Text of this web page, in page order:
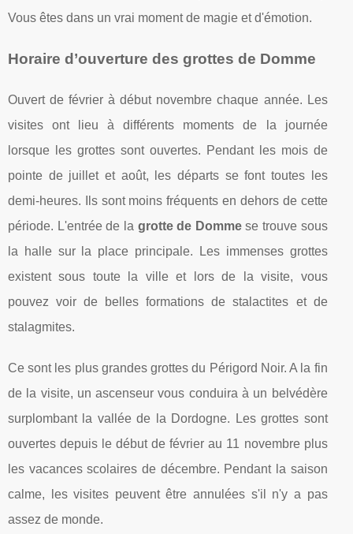
Vous êtes dans un vrai moment de magie et d'émotion.
Horaire d’ouverture des grottes de Domme
Ouvert de février à début novembre chaque année. Les
visites ont lieu à différents moments de la journée
lorsque les grottes sont ouvertes. Pendant les mois de
pointe de juillet et août, les départs se font toutes les
demi-heures. Ils sont moins fréquents en dehors de cette
période. L'entrée de la grotte de Dommese trouve sous
la halle sur la place principale. Les immenses grottes
existent sous toute la ville et lors de la visite, vous
pouvez voir de belles formations de stalactites et de
stalagmites.
Ce sont les plus grandes grottes du Périgord Noir. A la fin
de la visite, un ascenseur vous conduira à un belvédère
surplombant la vallée de la Dordogne. Les grottes sont
ouvertes depuis le début de février au 11 novembre plus
les vacances scolaires de décembre. Pendant la saison
calme, les visites peuvent être annulées s'il n'y a pas
assez de monde.